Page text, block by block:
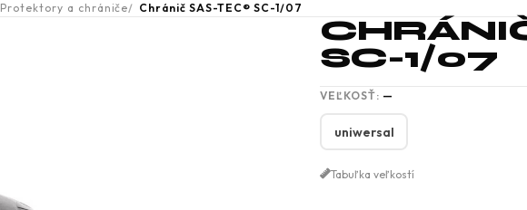
Protektory a chrániče Chránič SAS-TEC® SC-1/07
SC-1/07
VEĽKOSŤ: —
uniwersal
Tabuľka veľkostí